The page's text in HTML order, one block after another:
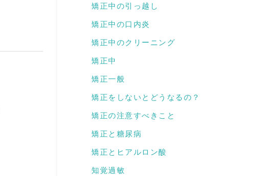
矯正中の引っ越し
矯正中の口内炎
矯正中のクリーニング
矯正中
矯正一般
矯正をしないとどうなるの？
矯正の注意すべきこと
矯正と糖尿病
矯正とヒアルロン酸
知覚過敏